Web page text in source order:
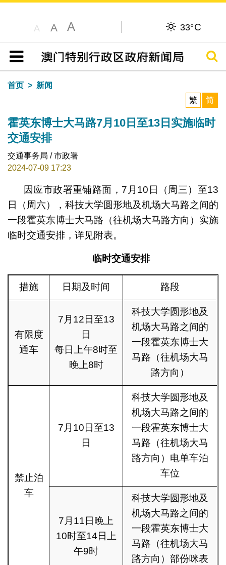
A A A 33°C
目录
搜寻
首页
新闻
繁
简
霍英东博士大马路7月10日至13日实施临时
交通安排
交通事务局 / 市政署
2024-07-09 17:23
因应市政署重铺路面，7月10日（周三）至13
日（周六），科技大学圆形地及机场大马路之间的
一段霍英东博士大马路（往机场大马路方向）实施
临时交通安排，详见附表。
临时交通安排
措施 日期及时间 路段
有限度
通车
7月12日至13
日
每日上午8时至
晚上8时
科技大学圆形地及
机场大马路之间的
一段霍英东博士大
马路（往机场大马
路方向）
禁止泊
车
7月10日至13
日
科技大学圆形地及
机场大马路之间的
一段霍英东博士大
马路（往机场大马
路方向）电单车泊
车位
7月11日晚上
10时至14日上
午9时
科技大学圆形地及
机场大马路之间的
一段霍英东博士大
马路（往机场大马
路方向）部份咪表